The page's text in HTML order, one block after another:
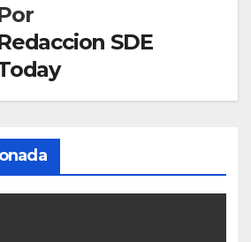
SDE